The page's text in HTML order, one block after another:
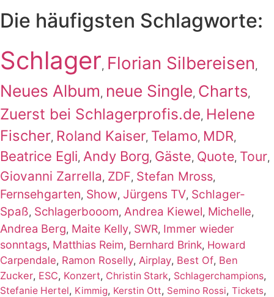
Die häufigsten Schlagworte:
Schlager, Florian Silbereisen,
Neues Album, neue Single, Charts,
Zuerst bei Schlagerprofis.de, Helene
Fischer, Roland Kaiser, Telamo, MDR,
Beatrice Egli, Andy Borg, Gäste, Quote, Tour,
Giovanni Zarrella, ZDF, Stefan Mross,
Fernsehgarten, Show, Jürgens TV, Schlager-
Spaß, Schlagerbooom, Andrea Kiewel, Michelle,
Andrea Berg, Maite Kelly, SWR, Immer wieder
sonntags, Matthias Reim, Bernhard Brink, Howard
Carpendale, Ramon Roselly, Airplay, Best Of, Ben
Zucker, ESC, Konzert, Christin Stark, Schlagerchampions,
Stefanie Hertel, Kimmig, Kerstin Ott, Semino Rossi, Tickets,